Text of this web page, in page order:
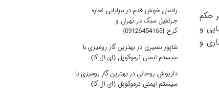
حکم
و
و
رادمان خوش قدمدر مزایایی اجاره
جرثقیل سبک در تهران و
کرج {09126454165}
شاپور بصیریدر بهترین گاز رومیزی با
سیستم ایمنی ترموکوپل (ای ال کا)
داریوش روحانی در بهترین گاز رومیزی با
سیستم ایمنی ترموکوپل (ای ال کا)